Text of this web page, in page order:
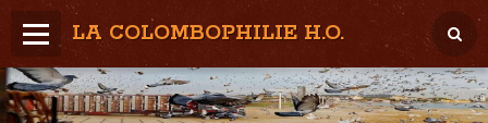
LA COLOMBOPHILIE H.O.
Home